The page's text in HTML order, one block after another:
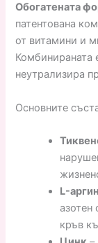
Обогатената
патентована
от витамини и
Комбинираната
неутрализира
Основните
L-
азотен
кръв